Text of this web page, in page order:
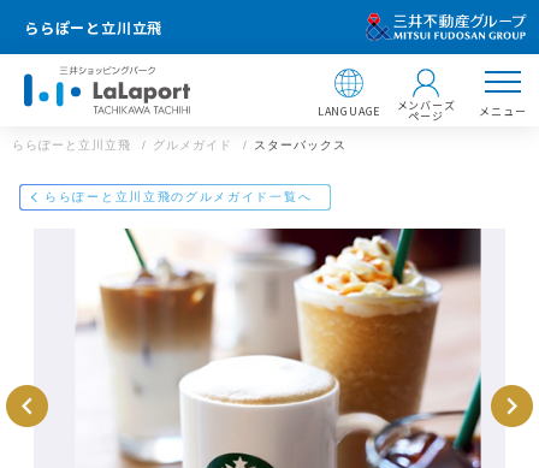
ららぽーと立川立飛
LANGUAGE メンバーズ
ページ メニュー
ららぽーと立川立飛
〒190-0015 東京都立川市泉町935番地の1
【飲食店 営業時間】
フードコート：10:00～21:00／飲食・レストラン街：1
1:00～22:00
※一部営業時間の異なる店舗がございます。 ※飲食店舗のラストオー
ダーは、各店舗までお問い合わせください。
※ラストオーダーは店舗によって異なります。
ららぽーと立川立飛のWEBサイト
店舗情報
スターバックス
ららぽーと立川立飛
東京都立川市泉町935番地の1
https://mitsui-shopping-park.com/gourmet/lalaport/tachikawa/g0
033000000026300/
Facebookでシェア LINEで送る
ららぽーと立川立飛 グルメガイド スターバックス
ららぽーと立川立飛のグルメガイド一覧へ